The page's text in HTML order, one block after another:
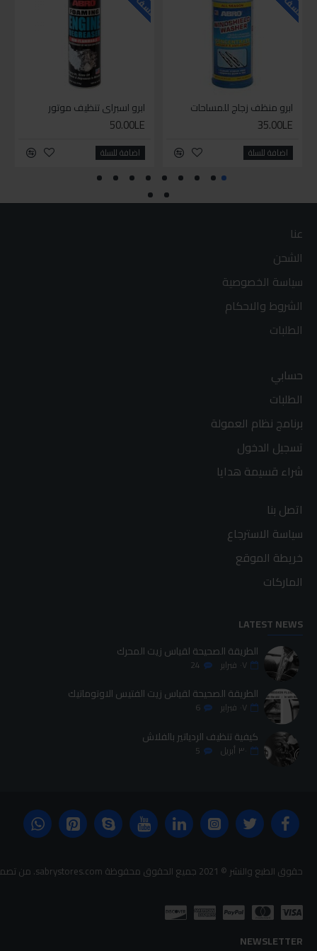
ابرو منظف زجاج للمساحات
35.00LE
اضافة للسلة
ابرو اسبراي تنظيف موتور
50.00LE
اضافة للسلة
عنا
الشحن
سياسة الخصوصية
الشروط والاحكام
الطلبات
حسابي
الطلبات
برنامج نظام العمولة
تسجيل الدخول
شراء قسيمة هدايا
اتصل بنا
سياسة الاسترجاع
خريطة الموقع
الماركات
LATEST NEWS
الطريقة الصحيحة لقياس زيت المحرك
٠٧ فبراير 24
الطريقة الصحيحة لقياس زيت الفتيس الاوتوماتيك
٠٧ فبراير 6
كيفية تنظيف الردياتير بالفلاش
٣٠ أبريل 5
حقوق الطبع والنشر © 2021 جميع الحقوق محفوظة sabrystores.com. من تصميم-
NEWSLETTER